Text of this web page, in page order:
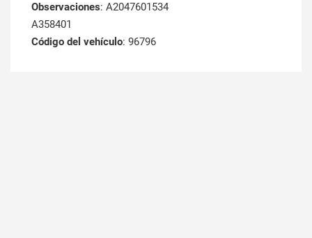
Observaciones: A2047601534
A358401
Código del vehículo: 96796